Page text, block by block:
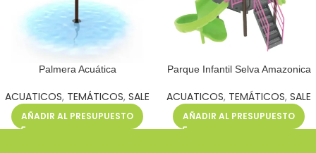
Palmera Acuática
ACUATICOS, TEMÁTICOS, SALE
AÑADIR AL PRESUPUESTO
Parque Infantil Selva Amazonica
ACUATICOS, TEMÁTICOS, SALE
AÑADIR AL PRESUPUESTO